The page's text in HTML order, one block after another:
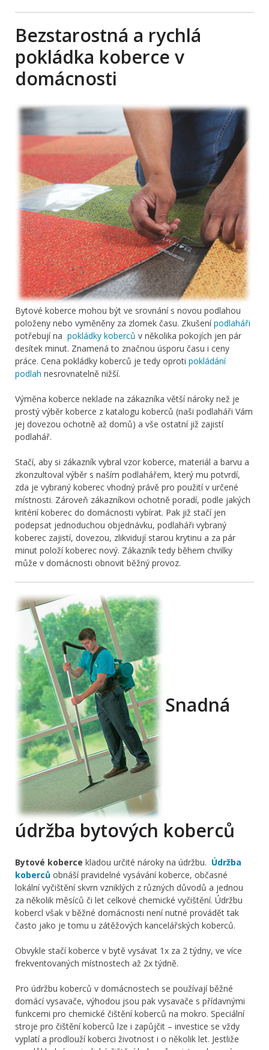
Bezstarostná a rychlá
pokládka koberce v
domácnosti
Bytové koberce mohou být ve srovnání s novou podlahou
položeny nebo vyměněny za zlomek času. Zkušenípodlaháři
potřebují na pokládky koberců v několika pokojích jen pár
desítek minut. Znamená to značnou úsporu času i ceny
práce. Cena pokládky koberců je tedy oproti pokládání
podlah nesrovnatelně nižší.
Výměna koberce neklade na zákazníka větší nároky než je
prostý výběr koberce z katalogu koberců (naši podlaháři Vám
jej dovezou ochotně až domů) a vše ostatní již zajistí
podlahář.
Stačí, aby si zákazník vybral vzor koberce, materiál a barvu a
zkonzultoval výběr s naším podlahářem, který mu potvrdí,
zda je vybraný koberec vhodný právě pro použití v určené
místnosti. Zároveň zákazníkovi ochotně poradí, podle jakých
kritérií koberec do domácnosti vybírat. Pak již stačí jen
podepsat jednoduchou objednávku, podlaháři vybraný
koberec zajistí, dovezou, zlikvidují starou krytinu a za pár
minut položí koberec nový. Zákazník tedy během chvilky
může v domácnosti obnovit běžný provoz.
Snadná
údržba bytových koberců
Bytové koberce kladou určité nároky na údržbu. Údržba
koberců obnáší pravidelné vysávání koberce, občasné
lokální vyčištění skvrn vzniklých z různých důvodů a jednou
za několik měsíců či let celkové chemické vyčištění. Údržbu
kobercl však v běžné domácnosti není nutné provádět tak
často jako je tomu u zátěžových kancelářských koberců.
Obvykle stačí koberce v bytě vysávat 1x za 2 týdny, ve více
frekventovaných místnostech až 2x týdně.
Pro údržbu koberců v domácnostech se používají běžné
domácí vysavače, výhodou jsou pak vysavače s přídavnými
funkcemi pro chemické čištění koberců na mokro. Speciální
stroje pro čištění koberců lze i zapůjčit – investice se vždy
vyplatí a prodlouží koberci životnost i o několik let. Jestliže